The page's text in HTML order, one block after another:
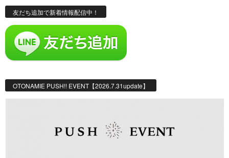
友だち追加で新着情報配信中！
OTONAMIE PUSH!! EVENT【2026.7.31update】